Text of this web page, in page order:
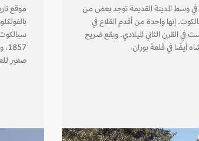
وسط المدينة القديمة توجد بعض من
إنها واحدة من أقدم القلاع في
في القرن الثاني الميلادي. ويقع ضريح
أيضًا في قلعة بوران،
موقع
صغير